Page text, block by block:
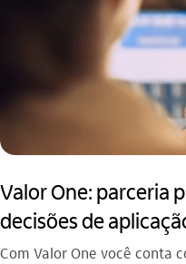
Valor One: parceria
decisões de
Com Valor One você conta